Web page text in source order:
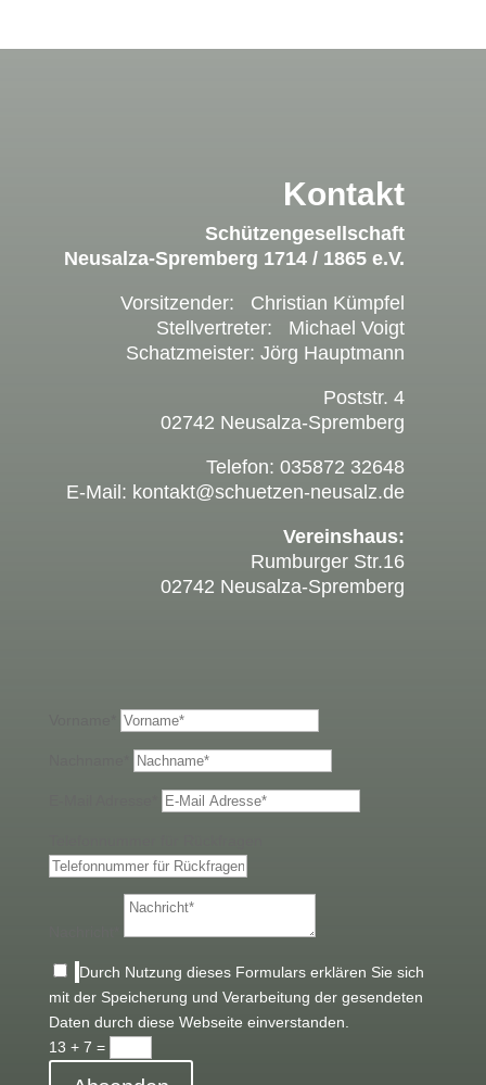
Kontakt
Schützengesellschaft
Neusalza-Spremberg 1714 / 1865 e.V.
Vorsitzender: Christian Kümpfel
Stellvertreter: Michael Voigt
Schatzmeister: Jörg Hauptmann
Poststr. 4
02742 Neusalza-Spremberg
Telefon: 035872 32648
E-Mail: kontakt@schuetzen-neusalz.de
Vereinshaus:
Rumburger Str.16
02742 Neusalza-Spremberg
Durch Nutzung dieses Formulars erklären Sie sich
mit der Speicherung und Verarbeitung der gesendeten
Daten durch diese Webseite einverstanden.
13 + 7 =